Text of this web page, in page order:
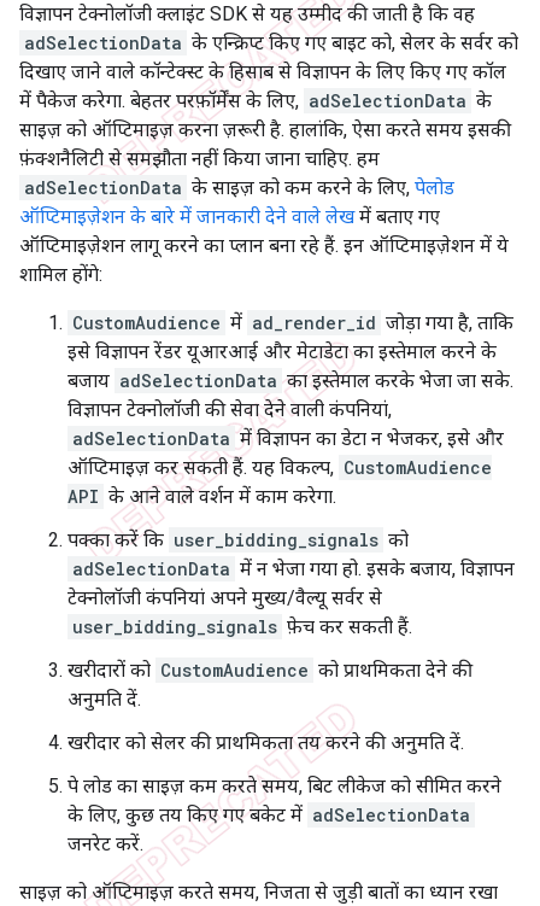
विज्ञापन टेक्नोलॉजी क्लाइंट SDK से यह उम्मीद की जाती है कि वह
adSelectionData के एन्क्रिप्ट किए गए बाइट को, सेलर के सर्वर को
दिखाए जाने वाले कॉन्टेक्स्ट के हिसाब से विज्ञापन के लिए किए गए कॉल
में पैकेज करेगा. बेहतर परफ़ॉर्मेंस के लिए, adSelectionData के
साइज़ को ऑप्टिमाइज़ करना ज़रूरी है. हालांकि, ऐसा करते समय इसकी
फ़ंक्शनैलिटी से समझौता नहीं किया जाना चाहिए. हम
adSelectionData के साइज़ को कम करने के लिए, पेलोड
ऑप्टिमाइज़ेशन के बारे में जानकारी देने वाले लेखमें बताए गए
ऑप्टिमाइज़ेशन लागू करने का प्लान बना रहे हैं. इन ऑप्टिमाइज़ेशन में ये
शामिल होंगे:
CustomAudience में ad_render_id जोड़ा गया है, ताकि
इसे विज्ञापन रेंडर यूआरआई और मेटाडेटा का इस्तेमाल करने के
बजाय adSelectionData का इस्तेमाल करके भेजा जा सके.
विज्ञापन टेक्नोलॉजी की सेवा देने वाली कंपनियां,
adSelectionData में विज्ञापन का डेटा न भेजकर, इसे और
ऑप्टिमाइज़ कर सकती हैं. यह विकल्प, CustomAudience
API के आने वाले वर्शन में काम करेगा.
पक्का करें कि user_bidding_signals को
adSelectionData में न भेजा गया हो. इसके बजाय, विज्ञापन
टेक्नोलॉजी कंपनियां अपने मुख्य/वैल्यू सर्वर से
user_bidding_signals फ़ेच कर सकती हैं.
खरीदारों को CustomAudience को प्राथमिकता देने की
अनुमति दें.
खरीदार को सेलर की प्राथमिकता तय करने की अनुमति दें.
पे लोड का साइज़ कम करते समय, बिट लीकेज को सीमित करने
के लिए, कुछ तय किए गए बकेट में adSelectionData
जनरेट करें.
साइज़ को ऑप्टिमाइज़ करते समय, निजता से जुड़ी बातों का ध्यान रखा